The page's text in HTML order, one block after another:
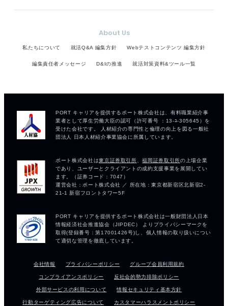
About Us
私たちについて 就活Q&A 編集方針 Webテストコンテンツ 編集方針
編集責任者メッセージ D&Iの推進 就活対策資料&ツール一覧
会社情報 プライバシーポリシー グループ会員利用規約
コンプライアンスポリシー 反社会的勢力排除ポリシー
外部サービスの利用について 情報セキュリティ基本方針
行動ターゲティング広告について カスタマーハラスメントポリシー